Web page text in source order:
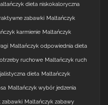
dieta niskokaloryczna
zabawki Maltańczyk
karmienie Maltańczyk
Maltańczyk odpowiednia dieta
ruchowe Maltańczyk ruch
dieta Maltańczyk
Maltańczyk wybór jedzenia
zabawki Maltańczyk zabawy